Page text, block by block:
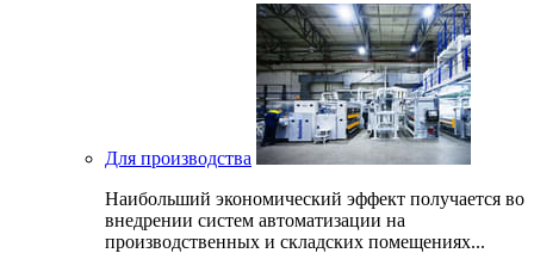
Для производства
Наибольший экономический эффект получается во
внедрении систем автоматизации на
производственных и складских помещениях...